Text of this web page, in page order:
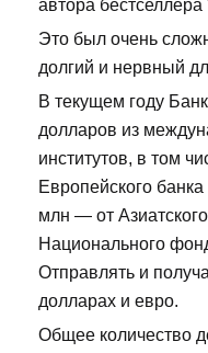
автора
Это был очень
долгий и нервный
В текущем году
долларов из
институтов, в том
Европейского
млн — от
Национального
Отправлять и
долларах и евро.
Общее количество